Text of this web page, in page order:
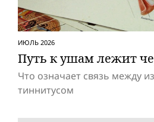
ИЮЛЬ 2026
Путь к ушам лежит
Что означает связь между
тиннитусом